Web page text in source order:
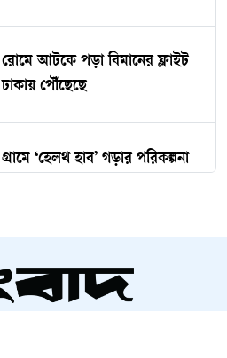
রোমে আটকে পড়া বিমানের ফ্লাইট
ঢাকায় পৌঁছেছে
গ্রামে ‘হেলথ হাব’ গড়ার পরিকল্পনা
মৃত্যু, আহত ৩